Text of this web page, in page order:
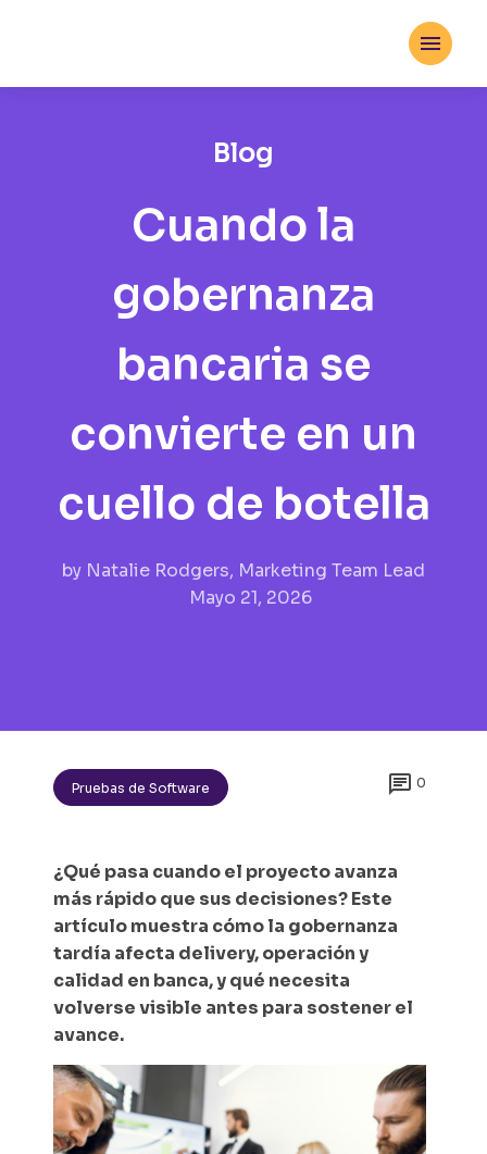

Blog
Cuando la
gobernanza
bancaria se
convierte en un
cuello de botella
by Natalie Rodgers, Marketing Team Lead
Mayo 21, 2026
Pruebas de Software  0
¿Qué pasa cuando el proyecto avanza
más rápido que sus decisiones? Este
artículo muestra cómo la gobernanza
tardía afecta delivery, operación y
calidad en banca, y qué necesita
volverse visible antes para sostener el
avance.